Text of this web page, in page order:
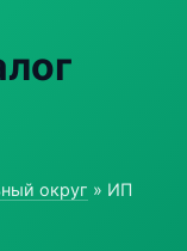
округ » ИП